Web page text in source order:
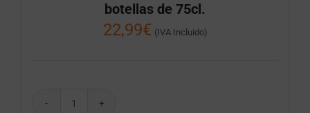
botellas de 75cl.
22,99€ (IVA Incluido)
Aldea